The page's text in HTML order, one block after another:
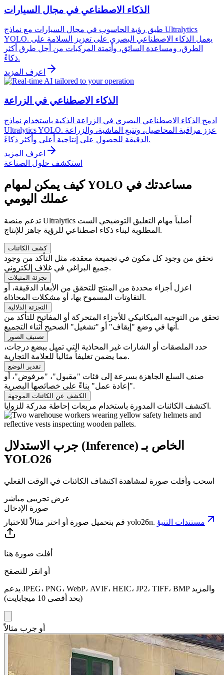
الذكاء الاصطناعي في مجال السيارات
طبق رؤية الحاسوب في مجال السيارات مع نماذج Ultralytics
YOLO. يعمل الذكاء الاصطناعي البصري على تعزيز السلامة على
الطرق، ومساعدة السائق، وأتمتة المركبات من أجل طرق أكثر
ذكاءً.
اعرف المزيد
الذكاء الاصطناعي في الزراعة
ادمج الذكاء الاصطناعي البصري في الزراعة الذكية باستخدام نماذج
Ultralytics YOLO. عزز مراقبة المحاصيل، وتتبع الماشية، والزراعة
الدقيقة للحصول على إنتاجية أعلى وأكثر ذكاءً.
اعرف المزيد
استكشف حلول الصناعة
كيف يمكن لمهام YOLO مساعدتك في
عملك اليومي
تدعم منصة Ultralytics أصلياً مهام التعليق التوضيحي الست
المطلوبة لبناء ذكاء اصطناعي للرؤية جاهز للإنتاج.
كشف الكائنات
تحقق من وجود كل مكون في تجميعة معقدة، مثل التأكد من وجود
جميع البراغي في غلاف إلكتروني.
تجزئة المثيلات
اعزل أجزاء محددة من المنتج للتحقق من الأبعاد الدقيقة، أو
التفاوتات المسموح بها، أو مشكلات المحاذاة.
التجزئة الدلالية
تحقق من التوجيه الميكانيكي للأجزاء المتحركة أو المفاتيح للتأكد من
أنها في وضع "إيقاف" أو "تشغيل" الصحيح أثناء التجميع.
تصنيف الصور
حدد الملصقات أو الشارات غير المحاذية التي تميل ببضع درجات،
مما يضمن تغليفاً مثالياً للعلامة التجارية.
تقدير الوضع
صنف السلع الجاهزة بسرعة إلى فئات "مقبول"، "مرفوض"، أو
"إعادة عمل" بناءً على خصائصها البصرية.
الكشف عن الكائنات الموجهة
اكتشف الكائنات المدورة باستخدام مربعات إحاطة مدركة للزوايا.
جرب الاستدلال (Inference) الخاص بـ
YOLO26
اسحب وأفلت صورة لمشاهدة اكتشاف الكائنات في الوقت الفعلي
عرض تجريبي مباشر
صورة الإدخال
قم بتحميل صورة أو اختر مثالاً للاختبار yolo26n. مستندات التنبؤ
أفلت صورة هنا
أو انقر للتصفح
يدعم JPEG، PNG، WebP، AVIF، HEIC، JP2، TIFF، BMP والمزيد
(بحد أقصى 10 ميجابايت)
أو جرب مثالاً